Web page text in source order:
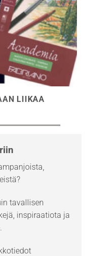
LIIKAA
tavallisen
inspiraatiota ja